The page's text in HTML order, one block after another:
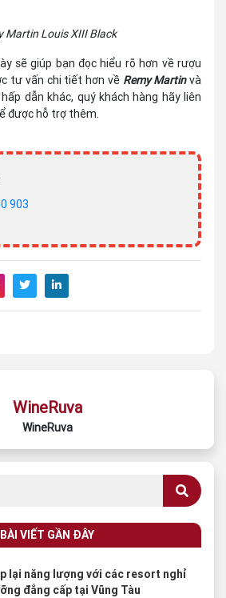
Martin Louis XIII Black
sẽ giúp bạn đọc hiểu rõ hơn về rượu
tư vấn chi tiết hơn về Remy Martinvà
dẫn khác, quý khách hàng hãy liên
được hỗ trợ thêm.
903
WineRuva
WineRuva
BÀI VIẾT GẦN ĐÂY
lại năng lượng với các resort nghỉ
đẳng cấp tại Vũng Tàu